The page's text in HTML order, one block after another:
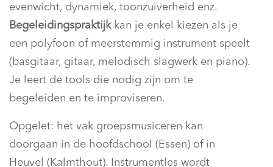
evenwicht, dynamiek, toonzuiverheid enz.
Begeleidingspraktijkkan je enkel kiezen als je
een polyfoon of meerstemmig instrument speelt
(basgitaar, gitaar, melodisch slagwerk en piano).
Je leert de tools die nodig zijn om te
begeleiden en te improviseren.
Opgelet: het vak groepsmusiceren kan
doorgaan in de hoofdschool (Essen) of in
Heuvel (Kalmthout). Instrumentles wordt